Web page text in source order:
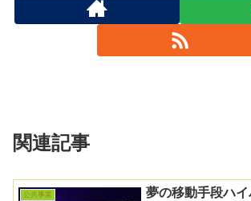
関連記事
公共事業
夢の移動手段ハイ